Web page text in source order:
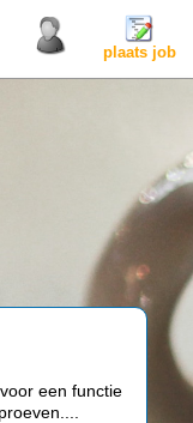
plaats job
een functie